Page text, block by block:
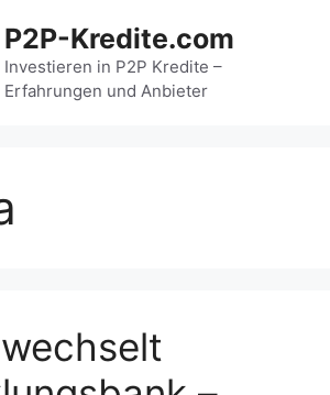
P2P-Kredite.com
Investieren in P2P Kredite –
Erfahrungen und Anbieter